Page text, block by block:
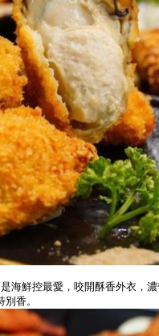
海鮮控最愛，咬開酥香外衣，
香。